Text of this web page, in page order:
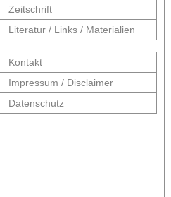
Zeitschrift
Literatur / Links / Materialien
Kontakt
Impressum / Disclaimer
Datenschutz